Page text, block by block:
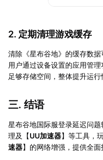
2. 定期清理游戏缓存
清除《星布谷地》的缓存数据
用户通过设备设置的应用管
足够存储空间，整体提升运行
三. 结语
星布谷地国际服登录延迟问
理及【UU加速器】等工具，
速器】的网络增强，提供全面